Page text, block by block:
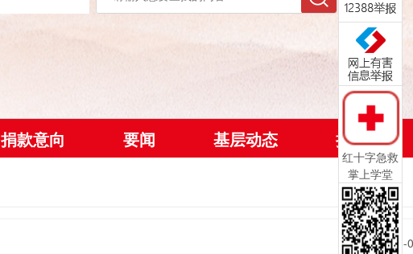
捐款意向 要闻 基层动态 捐款方式
2026-
红十字急救
掌上学堂